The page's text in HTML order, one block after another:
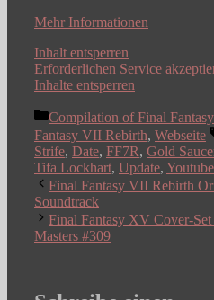
Mehr Informationen
Inhalt entsperren
Erforderlichen Service
Inhalte entsperren
Kategorien
Compilation of Final
Fantasy VII Rebirth, Webseite
Strife, Date, FF7R, Gold
Tifa Lockhart, Update, Youtube
Final Fantasy VII Rebirth
Soundtrack
Final Fantasy XV Cover-Set
Masters #309